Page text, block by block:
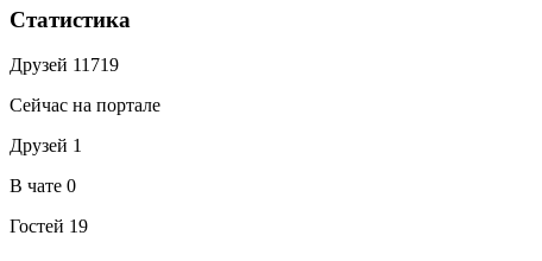
Статистика
Друзей 11719
Сейчас на портале
Друзей 1
В чате 0
Гостей 19